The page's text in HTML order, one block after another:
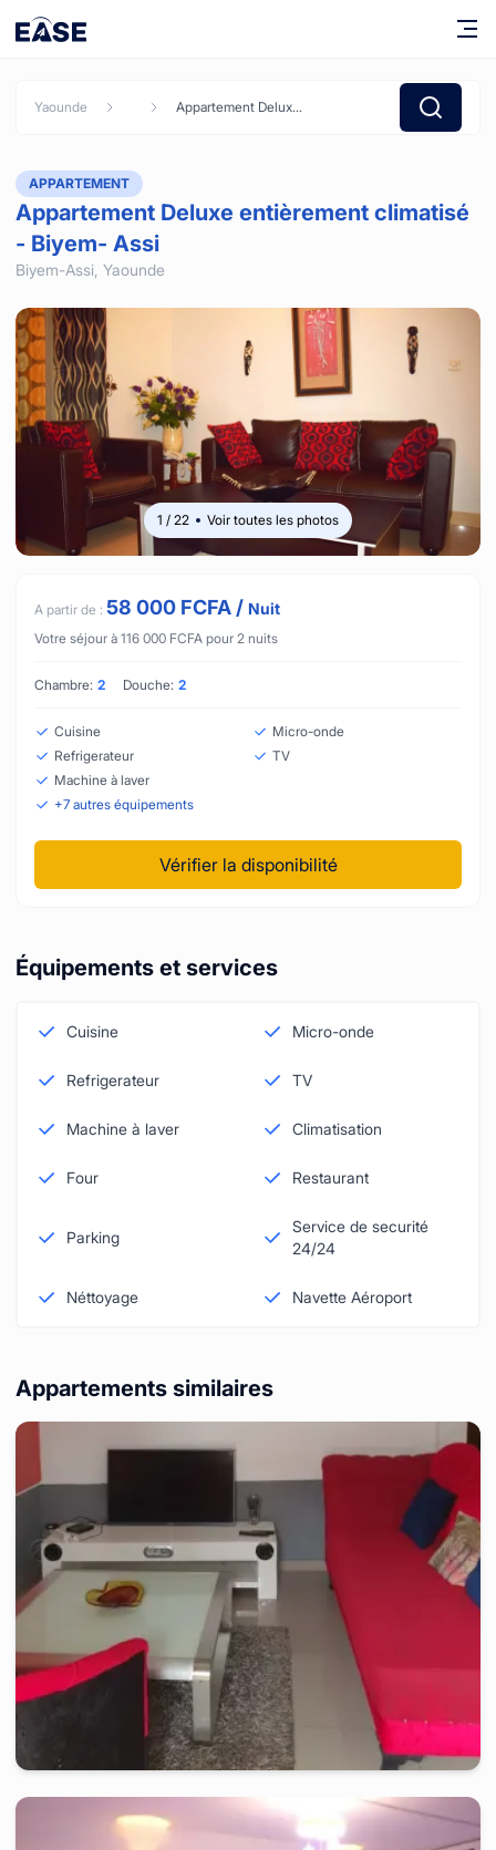
Yaounde Appartement Deluxe entièrement climatisé - Biyem- Assi
APPARTEMENT
Appartement Deluxe entièrement climatisé
- Biyem- Assi
Biyem-Assi, Yaounde
1 / 22 Voir toutes les photos
A partir de : 58 000 FCFA / Nuit
Votre séjour à 116 000 FCFA pour 2 nuits
Chambre: 2 Douche: 2
Cuisine
Micro-onde
Refrigerateur
TV
Machine à laver
+7 autres équipements
Vérifier la disponibilité
Équipements et services
Cuisine Micro-onde
Refrigerateur TV
Machine à laver Climatisation
Four Restaurant
Parking
Service de securité
24/24
Néttoyage Navette Aéroport
Appartements similaires
bastos
Appartement 2 chambres NL - Yaoundé, Bastos